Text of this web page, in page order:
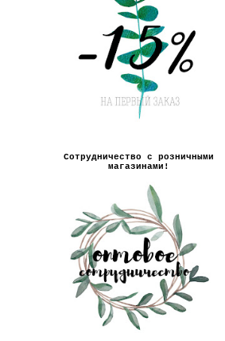
Сотрудничество с розничными
магазинами!